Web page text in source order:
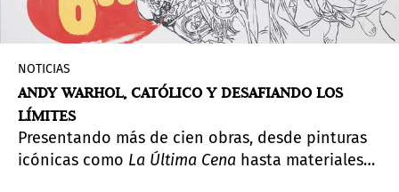
NOTICIAS
ANDY WARHOL, CATÓLICO Y DESAFIANDO LOS
LÍMITES
Presentando más de cien obras, desde pinturas
icónicas como La Última Cena hasta materiales